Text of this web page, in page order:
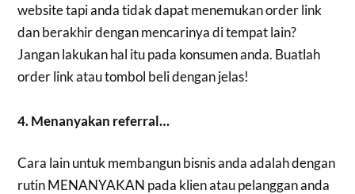
website tapi anda tidak dapat menemukan order link
dan berakhir dengan mencarinya di tempat lain?
Jangan lakukan hal itu pada konsumen anda. Buatlah
order link atau tombol beli dengan jelas!
4. Menanyakan referral…
Cara lain untuk membangun bisnis anda adalah dengan
rutin MENANYAKAN pada klien atau pelanggan anda